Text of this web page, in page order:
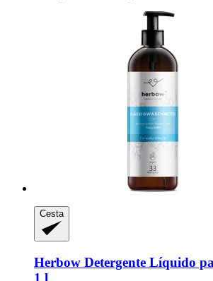
Cesta
Herbow Detergente Líquido
1 l